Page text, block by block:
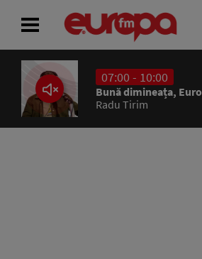
07:00 - 10:00
Bună dimineața,
Radu Tirim
ACASĂ
ȘTIRI